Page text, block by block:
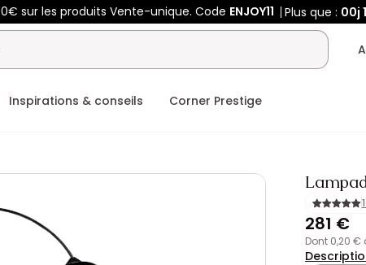
sur les produits Vente-unique. Code ENJOY11 Plus que : 00j
Inspirations & conseils Corner Prestige
281 €
dont 0,20